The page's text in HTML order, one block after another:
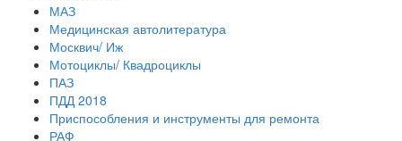
МАЗ
Медицинская автолитература
Москвич/ Иж
Мотоциклы/ Квадроциклы
ПАЗ
ПДД 2018
Приспособления и инструменты для ремонта
РАФ